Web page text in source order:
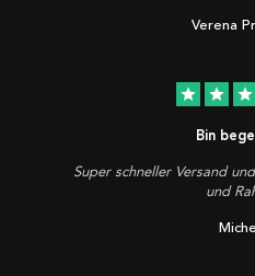
Verena
star star star
Bin
Super schneller Versand
und